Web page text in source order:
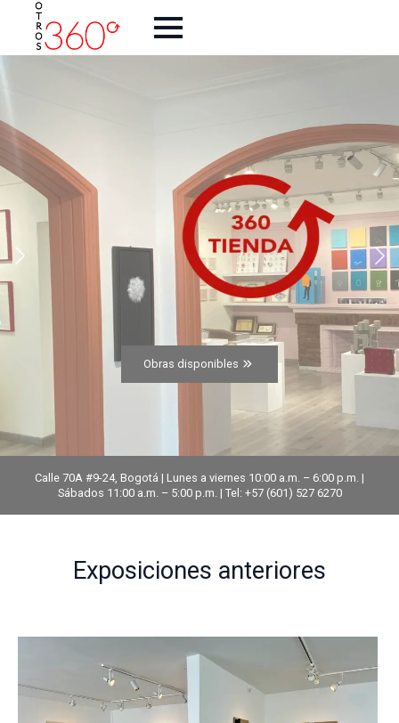
Obras disponibles
Calle 70A #9-24, Bogotá | Lunes a viernes 10:00 a.m. – 6:00 p.m. |
Sábados 11:00 a.m. – 5:00 p.m. | Tel: +57 (601) 527 6270
Exposiciones anteriores